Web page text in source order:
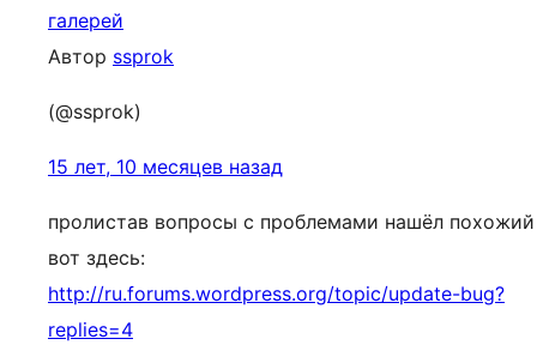
галерей
Автор ssprok
(@ssprok)
15 лет, 10 месяцев назад
пролистав вопросы с проблемами нашёл похожий
вот здесь:
http://ru.forums.wordpress.org/topic/update-bug?
replies=4